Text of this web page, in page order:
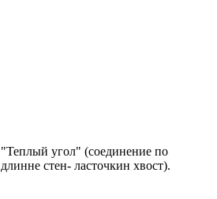
"Теплый угол" (соединение по
длинне стен- ласточкин хвост).